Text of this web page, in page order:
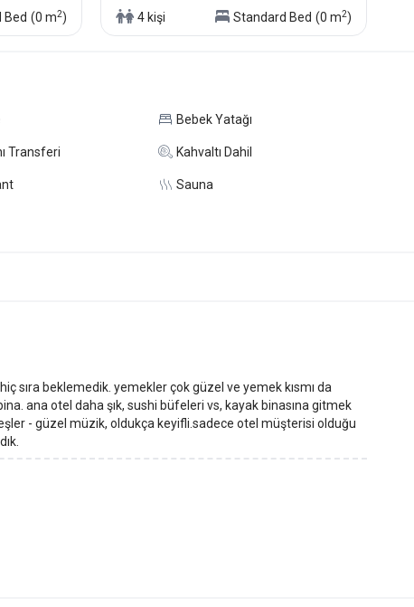
Bed (0 m2) 4 kişi Standard Bed (0 m2)
Bebek Yatağı
Transferi Kahvaltı Dahil
Sauna
sıra beklemedik. yemekler çok güzel ve yemek kısmı da
ana otel daha şık, sushi büfeleri vs, kayak binasına gitmek
- güzel müzik, oldukça keyifli.sadece otel müşterisi olduğu